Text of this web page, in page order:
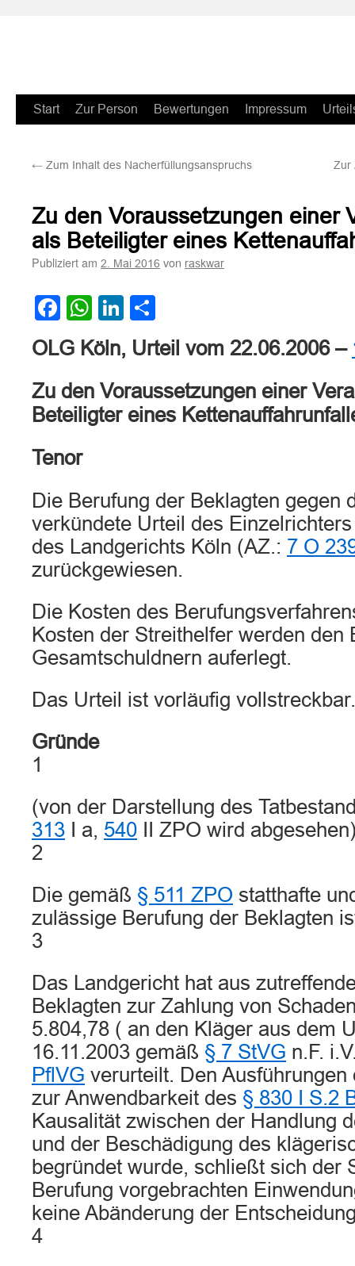
Zum
springen
Start Zur Person Bewertungen Impressum
← Zum Inhalt des Nacherfüllungsanspruchs Zur
Zu den Voraussetzungen einer
als Beteiligter eines
Publiziert am 2. Mai 2016 von raskwar
Facebook
WhatsApp
LinkedIn
OLG Köln, Urteil vom 22.06.2006 –
Zu den Voraussetzungen einer
Beteiligter eines
Tenor
Die Berufung der Beklagten gegen
verkündete Urteil des
des Landgerichts Köln (AZ.: 7 O
zurückgewiesen.
Die Kosten des
Kosten der Streithelfer werden den
Gesamtschuldnern auferlegt.
Das Urteil ist vorläufig vollstreckbar.
Gründe
1
(von der Darstellung des
313 I a, 540 II ZPO wird
2
Die gemäß § 511 ZPO statthafte
zulässige Berufung der Beklagten
3
Das Landgericht hat aus
Beklagten zur Zahlung von
5.804,78 ( an den Kläger aus dem
16.11.2003 gemäß § 7 StVG n.F.
PflVG verurteilt. Den Ausführungen
zur Anwendbarkeit des § 830 I S.2
Kausalität zwischen der Handlung
und der Beschädigung des
begründet wurde, schließt sich der
Berufung vorgebrachten
keine Abänderung der
4